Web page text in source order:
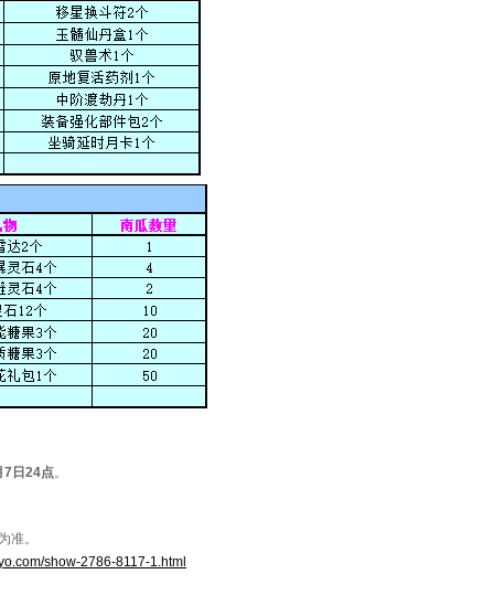
日 24点。
准。
show-2786-8117-1.html